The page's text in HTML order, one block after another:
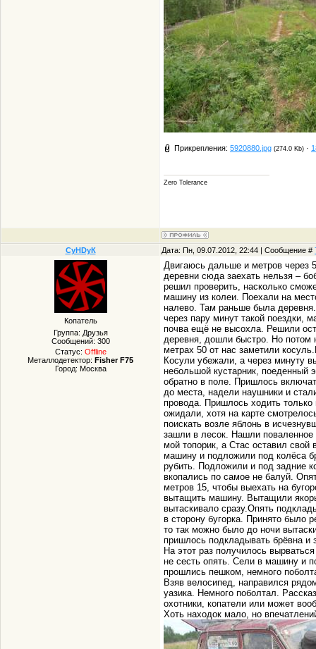
Прикрепления: 5920880.jpg (274.0 Kb) ·
Zero Tolerance
СуHDуК Дата: Пн, 09.07.2012, 22:44 | Сообщение #
Копатель
Группа: Друзья
Сообщений: 300
Статус: Offline
Металлодетектор: Fisher F75
Город: Москва
Двигаюсь дальше и метров через
деревни сюда заехать нельзя –
решил проверить, насколько
машину из колеи. Поехали на
налево. Там раньше была
через пару минут такой поездки,
почва ещё не высохла. Решили
деревня, дошли быстро. Но потом
метрах 50 от нас заметили
Косули убежали, а через минуту
небольшой кустарник, поеденный
обратно в поле. Пришлось
до места, надели наушники и
провода. Пришлось ходить
ожидали, хотя на карте
поискать возле яблонь в
зашли в лесок. Нашли поваленное
мой топорик, а Стас оставил
машину и подложили под колёса
рубить. Подложили и под задние
вкопались по самое не балуй.
метров 15, чтобы выехать на
вытащить машину. Вытащили
вытаскивало сразу.Опять
в сторону бугорка. Принято было
то так можно было до ночи
пришлось подкладывать брёвна и
На этот раз получилось
не сесть опять. Сели в машину и
прошлись пешком, немного
Взяв велосипед, направился
уазика. Немного поболтал.
охотники, копатели или может
Хоть находок мало, но